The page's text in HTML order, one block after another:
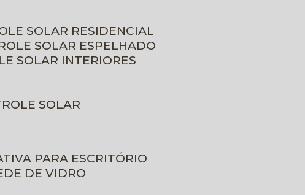
SOLAR RESIDENCIAL
SOLAR ESPELHADO
SOLAR INTERIORES
SOLAR
PARA ESCRITÓRIO
DE VIDRO